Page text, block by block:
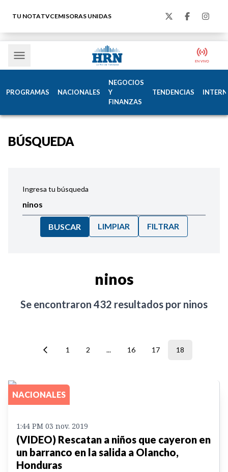
TU NOTATVCEMISORAS UNIDAS
PROGRAMAS NACIONALES
NEGOCIOS
Y
FINANZAS
TENDENCIAS
BÚSQUEDA
Ingresa tu búsqueda
BUSCAR LIMPIAR FILTRAR
ninos
Se encontraron 432 resultados por ninos
1 2 ... 16 17 18
NACIONALES
1:44 PM 03 nov. 2019
(VIDEO) Rescatan a niños que cayeron en
un barranco en la salida a Olancho,
Honduras